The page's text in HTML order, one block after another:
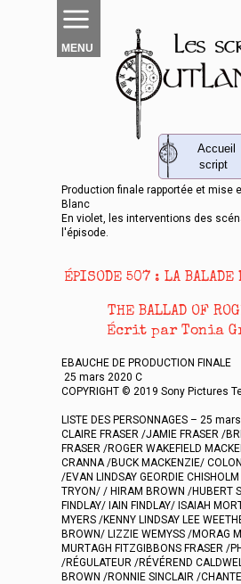
MENU
Production finale rapportée et mise
Blanc
En violet, les interventions des
l'épisode.
ÉPISODE 507 : LA BALADE
THE BALLAD OF
Écrit par Tonia
EBAUCHE DE PRODUCTION FINALE
25 mars 2020 C
COPYRIGHT © 2019 Sony Pictures
LISTE DES PERSONNAGES – 25
CLAIRE FRASER /JAMIE FRASER /
FRASER /ROGER WAKEFIELD
CRANNA /BUCK MACKENZIE/
/EVAN LINDSAY GEORDIE
TRYON/ / HIRAM BROWN /HUBERT
FINDLAY/ IAIN FINDLAY/ ISAIAH
MYERS /KENNY LINDSAY LEE
BROWN/ LIZZIE WEMYSS /MORAG
MURTAGH FITZGIBBONS FRASER /
/RÉGULATEUR /RÉVÉREND
BROWN /RONNIE SINCLAIR /
Accueil
script